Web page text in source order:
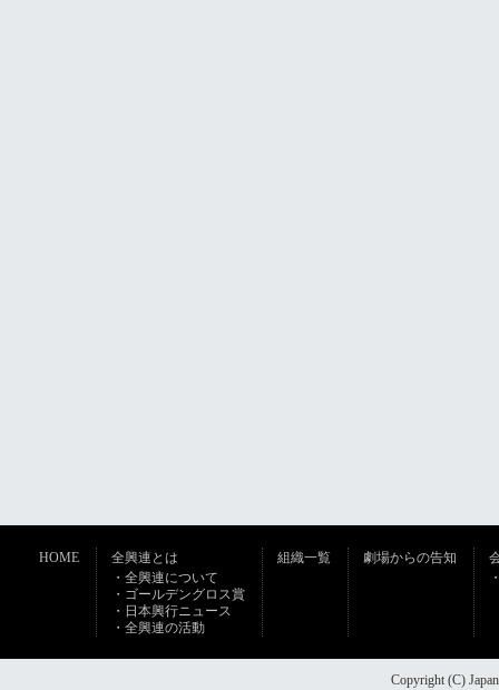
HOME
全興連とは
・全興連について
・ゴールデングロス賞
・日本興行ニュース
・全興連の活動
組織一覧 劇場からの告知
Copyright (C)